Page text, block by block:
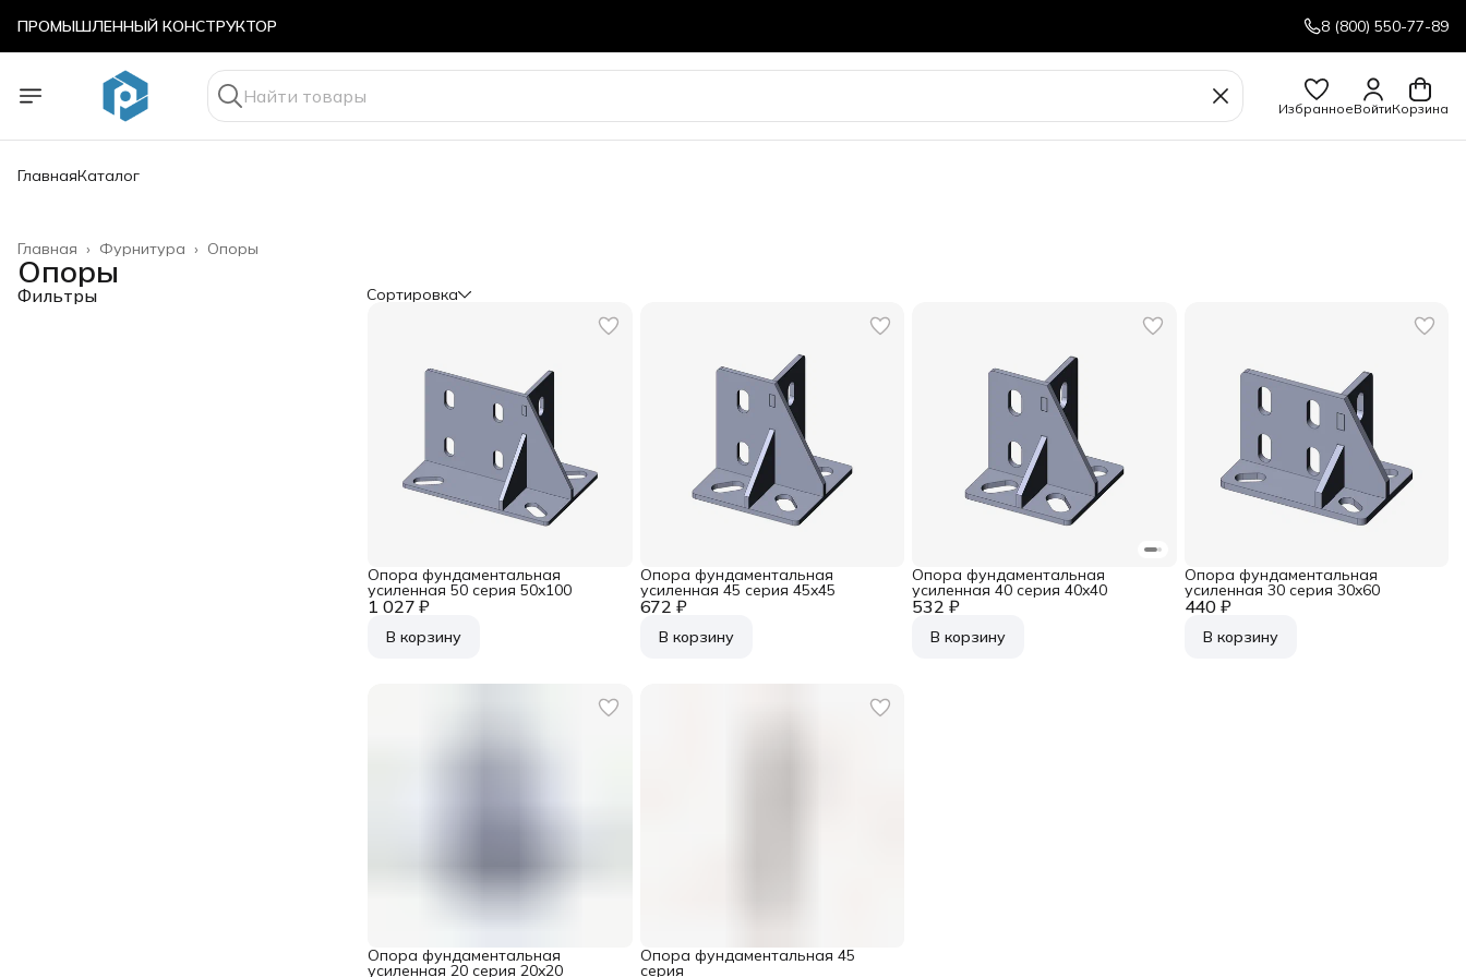
ПРОМЫШЛЕННЫЙ КОНСТРУКТОР
ПРОМЫШЛЕННЫЙ КОНСТРУКТОР
8 (800) 550-77-89
ИзбранноеВойтиКорзина
ГлавнаяКаталог
Опоры
Фурнитура ›
Главная ›
Опоры
Фильтры Сортировка
1 027 ₽
Опора фундаментальная
усиленная 50 серия 50x100
В корзину
672 ₽
Опора фундаментальная
усиленная 45 серия 45x45
В корзину
532 ₽
Опора фундаментальная
усиленная 40 серия 40x40
В корзину
440 ₽
Опора фундаментальная
усиленная 30 серия 30x60
В корзину
Опора фундаментальная
усиленная 20 серия 20x20
Опора фундаментальная 45
серия